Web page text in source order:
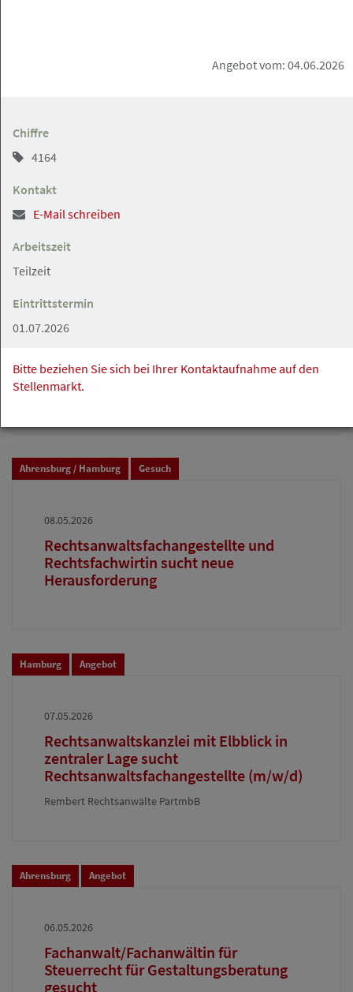
Polnischkenntnissen im Bereich
Handels- und Gesellschaftsrecht Voll-,
Rödingsmarkt 20, 20459 Hamburg
08.05.2026
Teilzeit/ Minijob/ freier Mitarbeit
Grau Rechtsanwälte PartGmbB
Ahrensburg / Hamburg Gesuch
08.05.2026
Rechtsanwaltsfachangestellte und
Rechtsfachwirtin sucht neue
Herausforderung
Hamburg Angebot
07.05.2026
Rechtsanwaltskanzlei mit Elbblick in
zentraler Lage sucht
Rechtsanwaltsfachangestellte (m/w/d)
Rembert Rechtsanwälte PartmbB
Ahrensburg Angebot
06.05.2026
Fachanwalt/Fachanwältin für
Steuerrecht für Gestaltungsberatung
gesucht
Angebot vom: 04.06.2026
Chiffre
4164
Kontakt
Arbeitszeit
Teilzeit
Eintrittstermin
01.07.2026
Bitte beziehen Sie sich bei Ihrer Kontaktaufnahme auf den
Stellenmarkt.